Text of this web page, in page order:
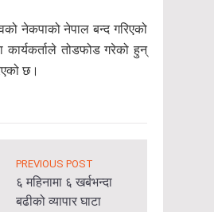
नेकपाको नेपाल बन्द गरिएको
कार्यकर्ताले तोडफोड गरेको हुन्
छ।
PREVIOUS POST
६ महिनामा ६ खर्बभन्दा
बढीको व्यापार घाटा